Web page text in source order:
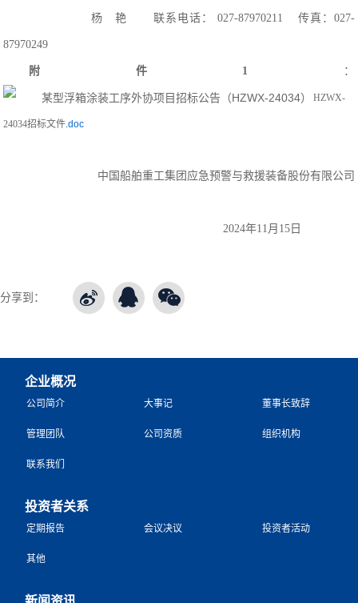
杨 艳 联系电话： 027-87970211 传真：027-
87970249
附件1 ：
HZWX-
24034招标文件.doc
中国船舶重工集团应急预警与救援装备股份有限公司
2024年11月15日
分享到：
企业概况
公司简介 大事记 董事长致辞
管理团队 公司资质 组织机构
联系我们
投资者关系
定期报告 会议决议 投资者活动
其他